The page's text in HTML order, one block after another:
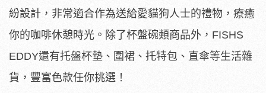
紛設計，非常適合作為送給愛貓狗人士的禮物，療癒
你的咖啡休憩時光。除了杯盤碗類商品外，FISHS
EDDY還有托盤杯墊、圍裙、托特包、直傘等生活雜
貨，豐富色款任你挑選！